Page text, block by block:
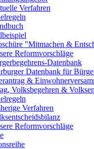
Verfahren
"Mitmachen &
Reformvorschläge
Datenbank
Datenbank für
&
Volksbegehren &
Verfahren
Reformvorschläge